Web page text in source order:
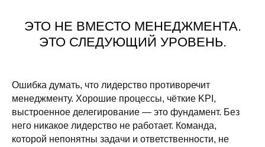
ЭТО НЕ ВМЕСТО МЕНЕДЖМЕНТА.
ЭТО СЛЕДУЮЩИЙ УРОВЕНЬ.
Ошибка думать, что лидерство противоречит
менеджменту. Хорошие процессы, чёткие KPI,
выстроенное делегирование — это фундамент. Без
него никакое лидерство не работает. Команда,
которой непонятны задачи и ответственности, не